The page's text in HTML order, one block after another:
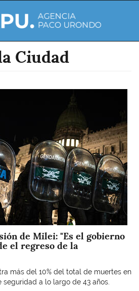
Ciudad
de Milei: "Es el gobierno
el regreso de la
más del 10% del total de muertes en
a lo largo de 43 años.